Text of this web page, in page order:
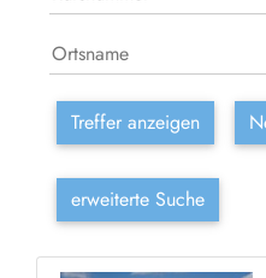
Treffer anzeigen
erweiterte Suche